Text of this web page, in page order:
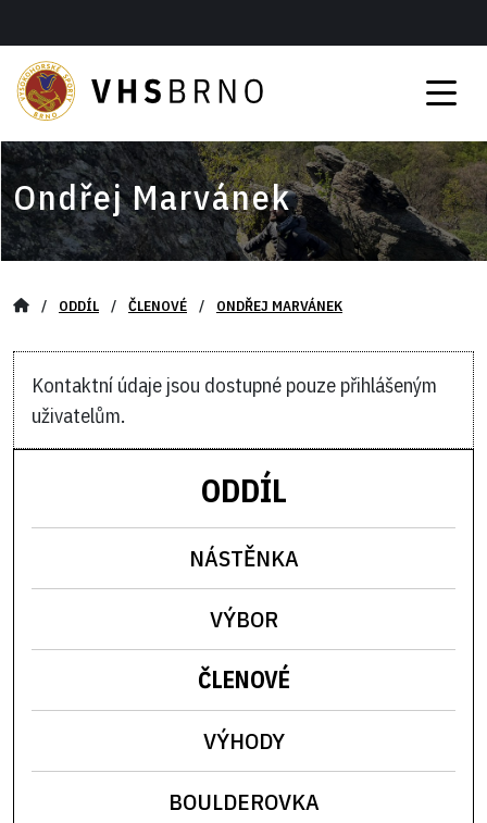
Ondřej Marvánek
/ ODDÍL / ČLENOVÉ / ONDŘEJ MARVÁNEK
Kontaktní údaje jsou dostupné pouze přihlášeným
uživatelům.
ODDÍL
NÁSTĚNKA
VÝBOR
ČLENOVÉ
VÝHODY
BOULDEROVKA